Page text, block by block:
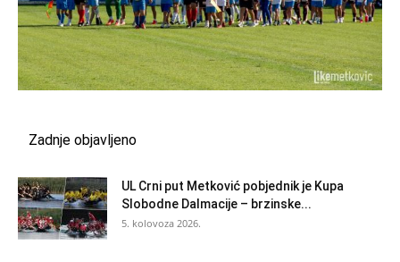
Zadnje objavljeno
UL Crni put Metković pobjednik je Kupa
Slobodne Dalmacije – brzinske...
5. kolovoza 2026.